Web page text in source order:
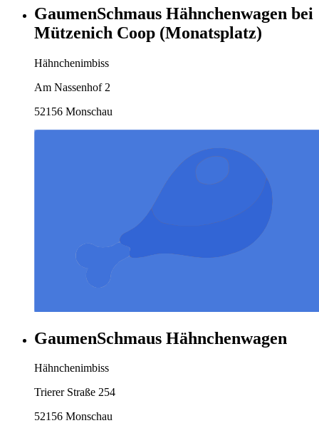
GaumenSchmaus Hähnchenwagen bei
Mützenich Coop (Monatsplatz)
Hähnchenimbiss
Am Nassenhof 2
52156 Monschau
GaumenSchmaus Hähnchenwagen
Hähnchenimbiss
Trierer Straße 254
52156 Monschau